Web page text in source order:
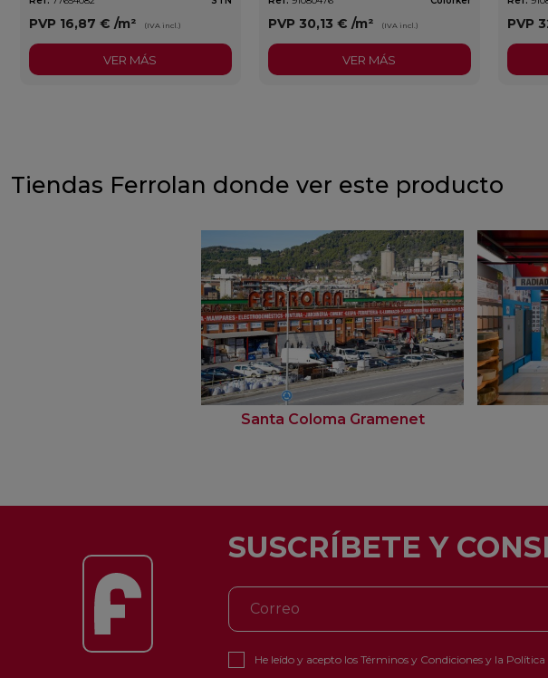
PVP 16,87 € /m² (IVA incl.)
VER MÁS
PVP 30,13 € /m² (IVA incl.)
VER MÁS
PVP
Tiendas Ferrolan donde ver este producto
Santa Coloma Gramenet
SUSCRÍBETE Y
He leído y acepto los Términos y Condicionesy la Política